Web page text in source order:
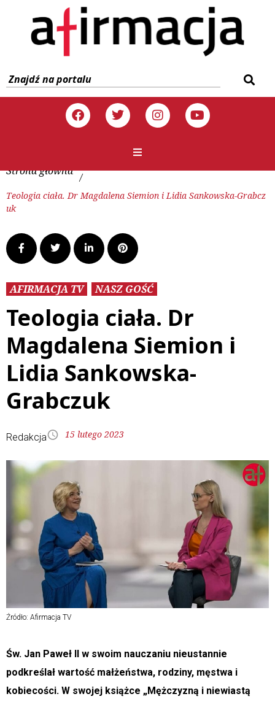
Strona główna /
Teologia ciała. Dr Magdalena Siemion i Lidia Sankowska-Grabcz
uk
AFIRMACJA TV NASZ GOŚĆ
Teologia ciała. Dr
Magdalena Siemion i
Lidia Sankowska-
Grabczuk
Redakcja 15 lutego 2023
Źródło: Afirmacja TV
Św. Jan Paweł II w swoim nauczaniu nieustannie
podkreślał wartość małżeństwa, rodziny, męstwa i
kobiecości. W swojej książce „Mężczyzną i niewiastą